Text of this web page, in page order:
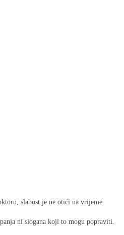
slabost je ne otići na vrijeme.
ni slogana koji to mogu popraviti.